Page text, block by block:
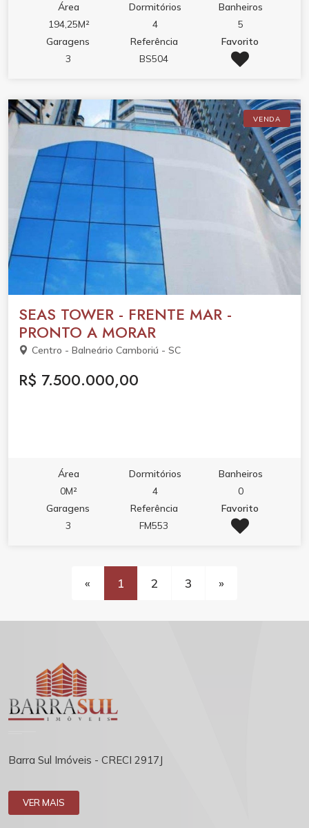
Área
194,25M²
Dormitórios
4
Banheiros
5
Garagens
3
Referência
BS504
Favorito
VENDA
SEAS TOWER - FRENTE MAR -
PRONTO A MORAR
Centro - Balneário Camboriú - SC
R$ 7.500.000,00
Área
0M²
Dormitórios
4
Banheiros
0
Garagens
3
Referência
FM553
Favorito
« 1 2 3 »
Barra Sul Imóveis - CRECI 2917J
VER MAIS